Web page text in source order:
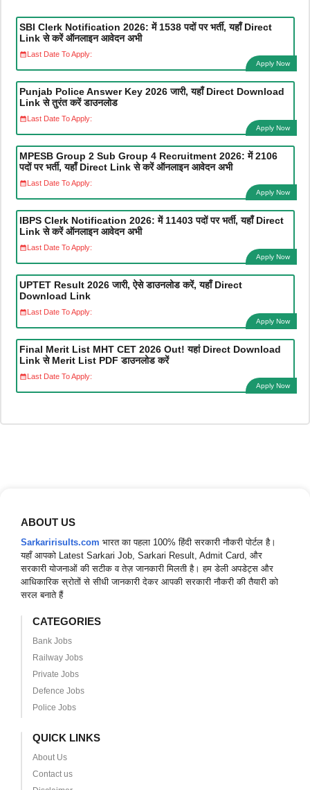
SBI Clerk Notification 2026: में 1538 पदों पर भर्ती, यहाँ Direct
Link से करें ऑनलाइन आवेदन अभी
Last Date To Apply:
Apply Now
Punjab Police Answer Key 2026 जारी, यहाँ Direct Download
Link से तुरंत करें डाउनलोड
Last Date To Apply:
Apply Now
MPESB Group 2 Sub Group 4 Recruitment 2026: में 2106
पदों पर भर्ती, यहाँ Direct Link से करें ऑनलाइन आवेदन अभी
Last Date To Apply:
Apply Now
IBPS Clerk Notification 2026: में 11403 पदों पर भर्ती, यहाँ Direct
Link से करें ऑनलाइन आवेदन अभी
Last Date To Apply:
Apply Now
UPTET Result 2026 जारी, ऐसे डाउनलोड करें, यहाँ Direct
Download Link
Last Date To Apply:
Apply Now
Final Merit List MHT CET 2026 Out! यहां Direct Download
Link से Merit List PDF डाउनलोड करें
Last Date To Apply:
Apply Now
ABOUT US
Sarkaririsults.com भारत का पहला 100% हिंदी सरकारी नौकरी पोर्टल है।
यहाँ आपको Latest Sarkari Job, Sarkari Result, Admit Card, और
सरकारी योजनाओं की सटीक व तेज़ जानकारी मिलती है। हम डेली अपडेट्स और
आधिकारिक स्रोतों से सीधी जानकारी देकर आपकी सरकारी नौकरी की तैयारी को
सरल बनाते हैं
CATEGORIES
Bank Jobs
Railway Jobs
Private Jobs
Defence Jobs
Police Jobs
QUICK LINKS
About Us
Contact us